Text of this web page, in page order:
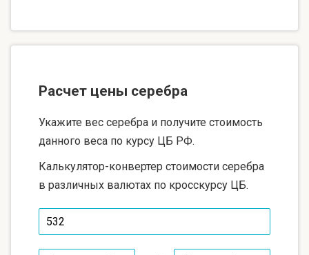
Расчет цены серебра
Укажите вес серебра и получите стоимость
данного веса по курсу ЦБ РФ.
Калькулятор-конвертер стоимости серебра
в различных валютах по кросскурсу ЦБ.